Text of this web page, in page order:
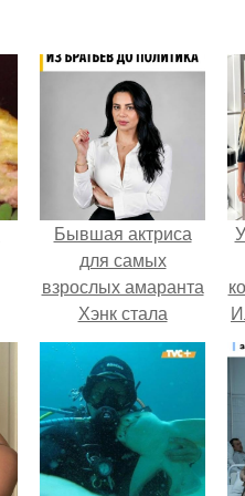
Бывшая актриса
для самых
взрослых амаранта
Хэнк стала
сенатором в
Колумбии.